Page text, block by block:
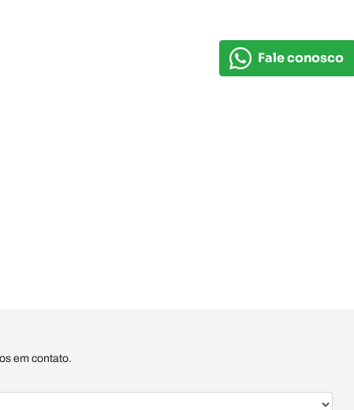
em contato.
Fale conosco